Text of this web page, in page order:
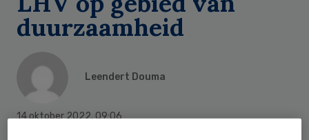
duurzaamheid
Leendert Douma
14 oktober 2022,09:06